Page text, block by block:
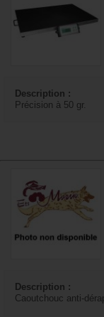
Description :
Précision à 50 gr.
Description :
Caoutchouc anti-